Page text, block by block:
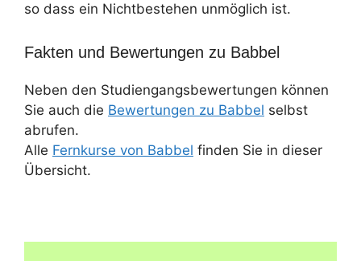
so dass ein Nichtbestehen unmöglich ist.
Fakten und Bewertungen zu Babbel
Neben den Studiengangsbewertungen können
Sie auch die Bewertungen zu Babbel selbst
abrufen.
Alle Fernkurse von Babbel finden Sie in dieser
Übersicht.